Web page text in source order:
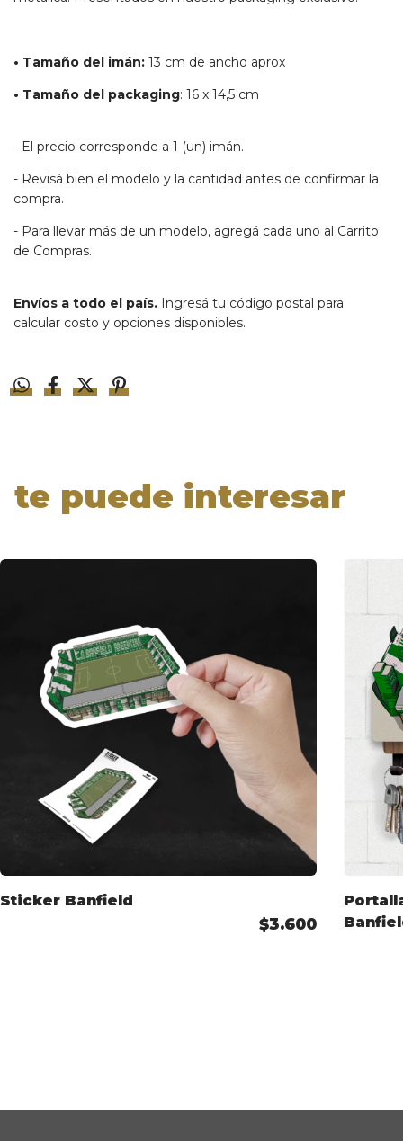
• Tamaño del imán: 13 cm de ancho aprox
• Tamaño del packaging: 16 x 14,5 cm
- El precio corresponde a 1 (un) imán.
- Revisá bien el modelo y la cantidad antes de confirmar la
compra.
- Para llevar más de un modelo, agregá cada uno al Carrito
de Compras.
Envíos a todo el país. Ingresá tu código postal para
calcular costo y opciones disponibles.
te puede interesar
Sticker Banfield
$3.600